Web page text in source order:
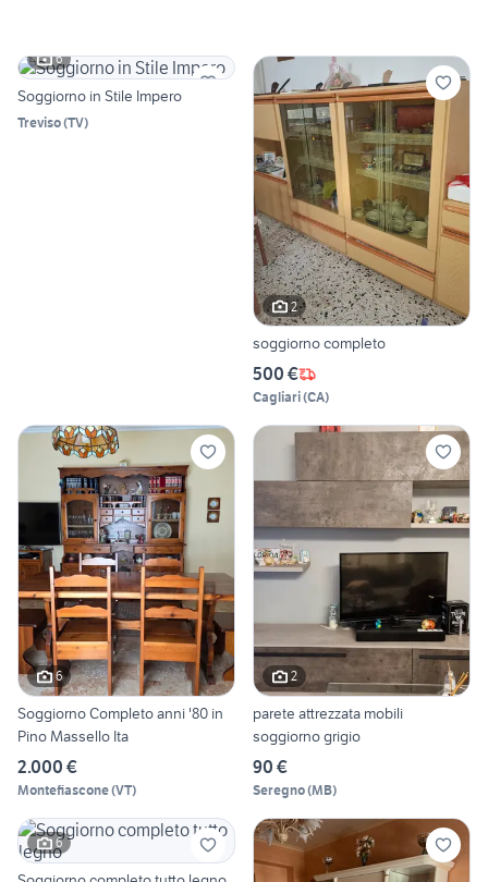
6
Soggiorno in Stile Impero
Treviso(TV)
2
soggiorno completo
500 €
Cagliari(CA)
6
Soggiorno Completo anni '80 in
Pino Massello Ita
2.000 €
Montefiascone(VT)
2
parete attrezzata mobili
soggiorno grigio
90 €
Seregno(MB)
6